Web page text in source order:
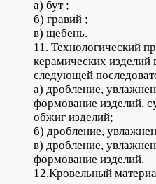
а) бут ;
б) гравий ;
в) щебень.
11. Технологический
керамических изделий
следующей
а) дробление,
формование изделий,
обжиг изделий;
б) дробление,
в) дробление,
формование изделий.
12.Кровельный